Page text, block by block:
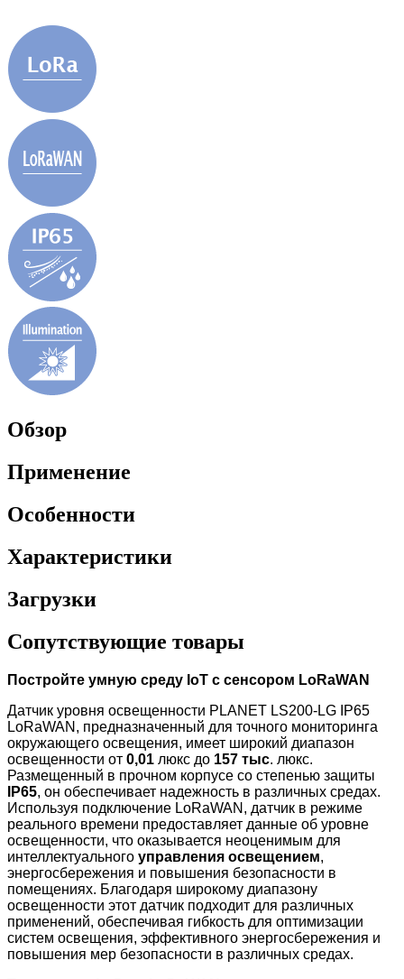
Обзор
Применение
Особенности
Характеристики
Загрузки
Сопутствующие товары
Постройте умную среду IoT с сенсором LoRaWAN
Датчик уровня освещенности PLANET LS200-LG IP65
LoRaWAN, предназначенный для точного мониторинга
окружающего освещения, имеет широкий диапазон
освещенности от 0,01 люкс до 157 тыс. люкс.
Размещенный в прочном корпусе со степенью защиты
IP65, он обеспечивает надежность в различных средах.
Используя подключение LoRaWAN, датчик в режиме
реального времени предоставляет данные об уровне
освещенности, что оказывается неоценимым для
интеллектуального управления освещением,
энергосбережения и повышения безопасности в
помещениях. Благодаря широкому диапазону
освещенности этот датчик подходит для различных
применений, обеспечивая гибкость для оптимизации
систем освещения, эффективного энергосбережения и
повышения мер безопасности в различных средах.